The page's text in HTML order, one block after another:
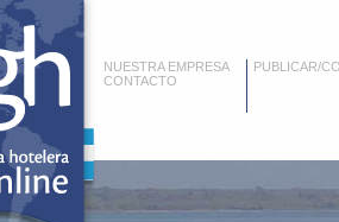
NUESTRA EMPRESA
CONTACTO
PUBLICAR/